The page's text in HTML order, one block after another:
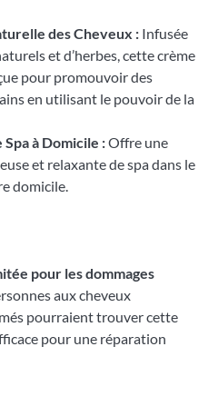
des Cheveux : Infusée
et d’herbes, cette crème
pour promouvoir des
en utilisant le pouvoir de la
à Domicile :Offre une
et relaxante de spa dans le
domicile.
pour les dommages
aux cheveux
pourraient trouver cette
pour une réparation